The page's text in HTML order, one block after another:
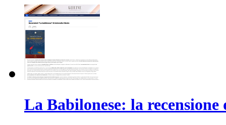
La Babilonese: la